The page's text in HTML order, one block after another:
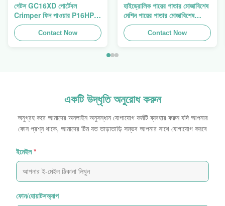
গেটস GC16XD পোর্টেবল
Crimper ফিন পাওয়ার P16HP
ম্যানুয়াল হাইড্রোলিক তারের
Crimper বিক্রয়Contact Now
হাইড্রোলিক পায়ের পাতার মোজাবিশেষ
মেশিন পায়ের পাতার মোজাবিশেষ
Crimping মেশিন পায়ের পাতার
মোজাবিশেষ প্রেস ফিন পাওয়ার
Swager
Contact Now
একটি উদ্ধৃতি অনুরোধ করুন
অনুগ্রহ করে আমাদের অনলাইন অনুসন্ধান যোগাযোগ ফর্মটি ব্যবহার করুন যদি আপনার
কোন প্রশ্ন থাকে, আমাদের টিম যত তাড়াতাড়ি সম্ভব আপনার সাথে যোগাযোগ করবে
ইমেইল *
ফোন/হোয়াটসঅ্যাপ